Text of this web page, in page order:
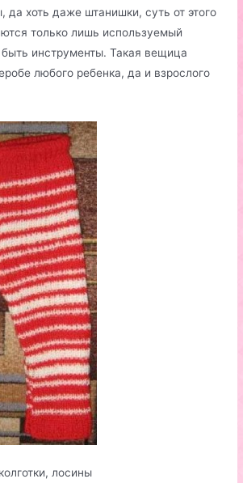
да хоть даже штанишки, суть от этого
только лишь используемый
инструменты. Такая вещица
любого ребенка, да и взрослого
лосины